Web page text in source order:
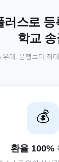
러스로 등
학교
대, 은행보다 최
💰
환율 100%